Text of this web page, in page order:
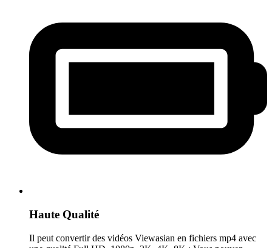
Haute Qualité
Il peut convertir des vidéos Viewasian en fichiers mp4 avec